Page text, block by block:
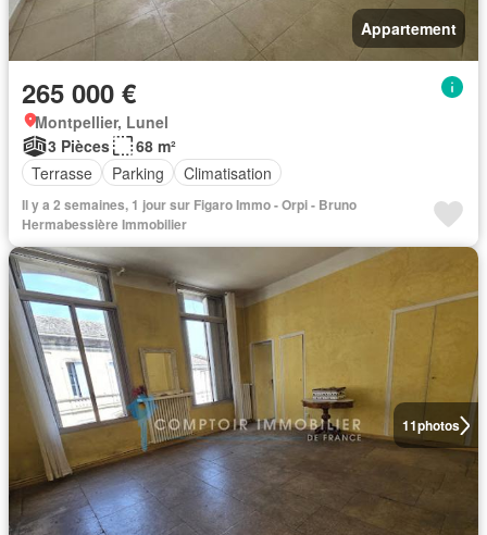
Appartement
265 000 €
Montpellier, Lunel
3 Pièces
68 m²
Terrasse
Parking Climatisation
Il y a 2 semaines, 1 jour sur Figaro Immo - Orpi - Bruno
Hermabessière Immobilier
11photos